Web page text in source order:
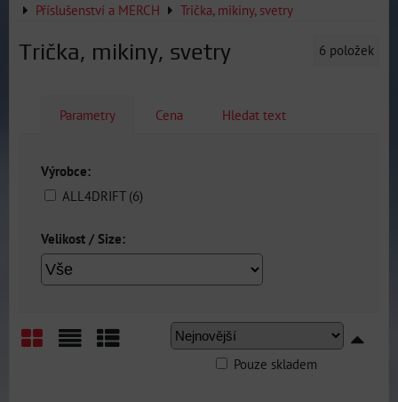
Příslušenství a MERCH
Trička, mikiny, svetry
Trička, mikiny, svetry 6 položek
Parametry Cena Hledat text
Výrobce:
ALL4DRIFT (6)
Velikost / Size:
Pouze skladem